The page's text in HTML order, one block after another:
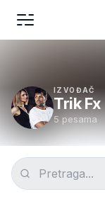
IZVOĐAČ
Trik Fx
5 pesama